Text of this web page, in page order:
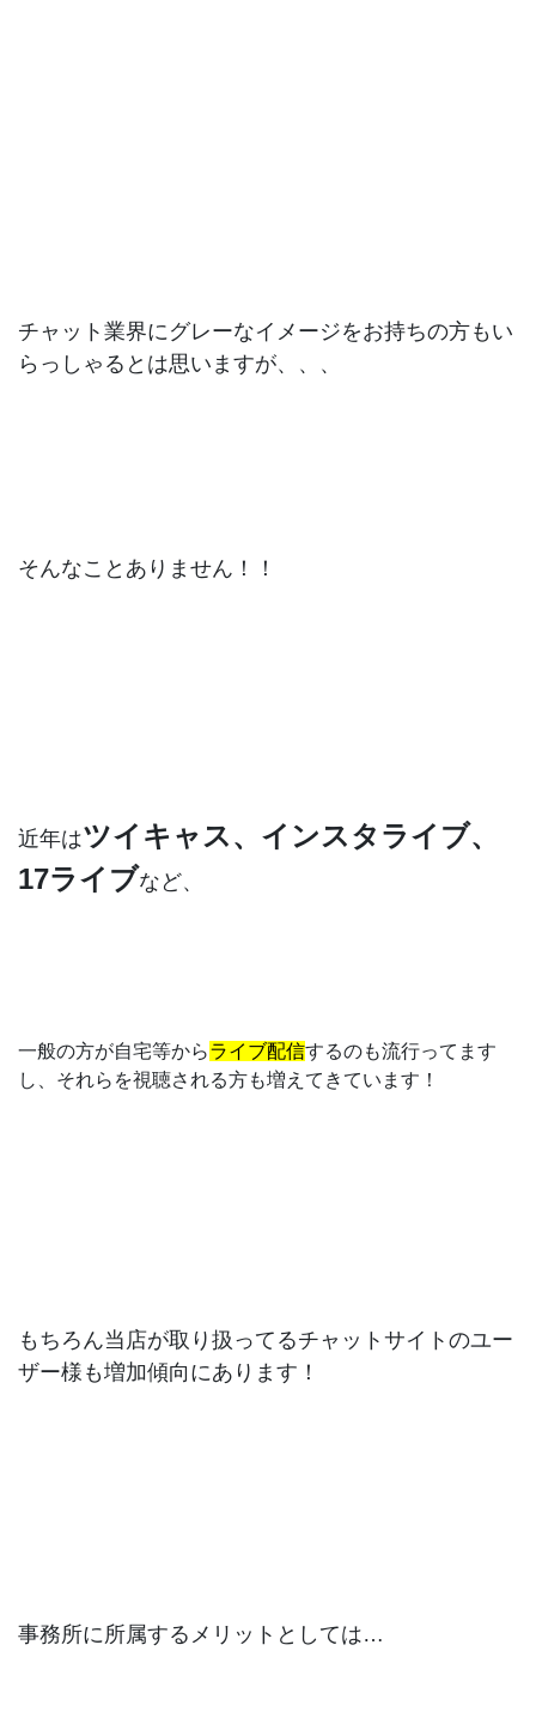
チャット業界にグレーなイメージをお持ちの方もい
らっしゃるとは思いますが、、、
そんなことありません！！
近年はツイキャス、インスタライブ、
17ライブなど、
一般の方が自宅等からライブ配信するのも流行ってます
し、それらを視聴される方も増えてきています！
もちろん当店が取り扱ってるチャットサイトのユー
ザー様も増加傾向にあります！
事務所に所属するメリットとしては…